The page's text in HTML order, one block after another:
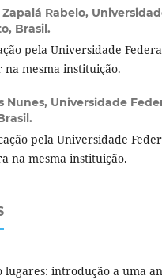
Rabelo,
Brasil.
pela Universidade
na mesma instituição.
Nunes, Universidade
pela Universidade
na mesma instituição.
lugares: introdução a uma